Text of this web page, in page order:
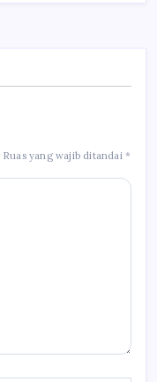
Ruas yang wajib ditandai*